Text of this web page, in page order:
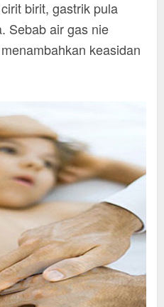
birit, gastrik pula
Sebab air gas nie
keasidan